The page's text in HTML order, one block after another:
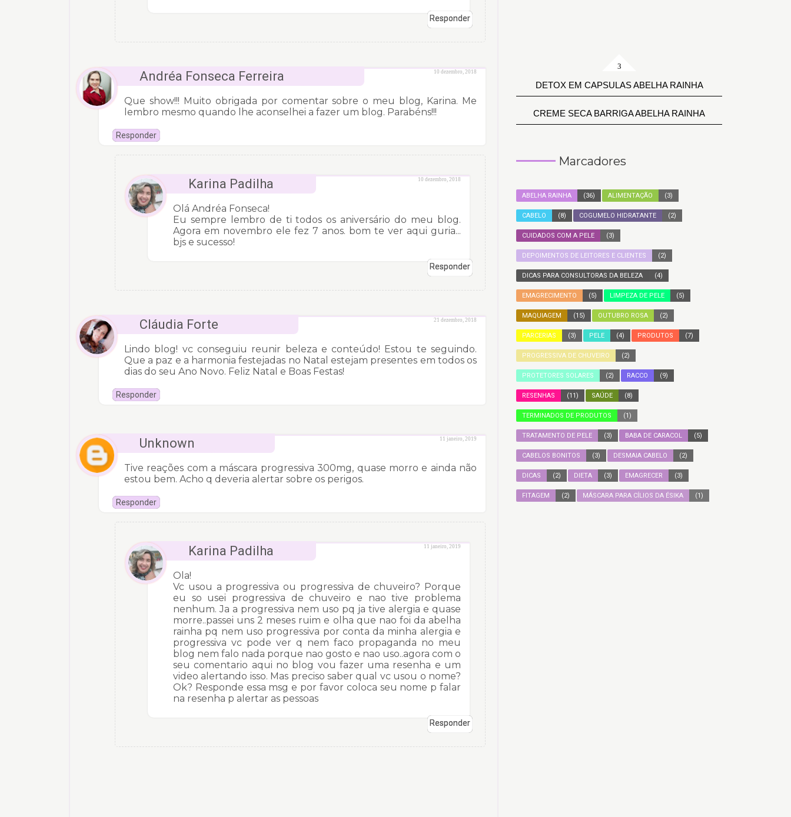
Responder
Andréa Fonseca Ferreira 10 dezembro, 2018
Que show!!! Muito obrigada por comentar sobre o meu blog, Karina. Me
lembro mesmo quando lhe aconselhei a fazer um blog. Parabéns!!!
Responder
Karina Padilha 10 dezembro, 2018
Olá Andréa Fonseca!
Eu sempre lembro de ti todos os aniversário do meu blog.
Agora em novembro ele fez 7 anos. bom te ver aqui guria...
bjs e sucesso!
Responder
Cláudia Forte 21 dezembro, 2018
Lindo blog! vc conseguiu reunir beleza e conteúdo! Estou te seguindo.
Que a paz e a harmonia festejadas no Natal estejam presentes em todos os
dias do seu Ano Novo. Feliz Natal e Boas Festas!
Responder
Unknown 11 janeiro, 2019
Tive reações com a máscara progressiva 300mg, quase morro e ainda não
estou bem. Acho q deveria alertar sobre os perigos.
Responder
Karina Padilha 11 janeiro, 2019
Ola!
Vc usou a progressiva ou progressiva de chuveiro? Porque
eu so usei progressiva de chuveiro e nao tive problema
nenhum. Ja a progressiva nem uso pq ja tive alergia e quase
morre..passei uns 2 meses ruim e olha que nao foi da abelha
rainha pq nem uso progressiva por conta da minha alergia e
progressiva vc pode ver q nem faco propaganda no meu
blog nem falo nada porque nao gosto e nao uso..agora com o
seu comentario aqui no blog vou fazer uma resenha e um
video alertando isso. Mas preciso saber qual vc usou o nome?
Ok? Responde essa msg e por favor coloca seu nome p falar
na resenha p alertar as pessoas
Responder
DETOX EM CAPSULAS ABELHA RAINHA
CREME SECA BARRIGA ABELHA RAINHA
Marcadores
ABELHA RAINHA (36) ALIMENTAÇÃO (3)
CABELO (8) COGUMELO HIDRATANTE (2)
CUIDADOS COM A PELE (3)
DEPOIMENTOS DE LEITORES E CLIENTES (2)
DICAS PARA CONSULTORAS DA BELEZA (4)
EMAGRECIMENTO (5) LIMPEZA DE PELE (5)
MAQUIAGEM (15) OUTUBRO ROSA (2)
PARCERIAS (3) PELE (4) PRODUTOS (7)
PROGRESSIVA DE CHUVEIRO (2)
PROTETORES SOLARES (2) RACCO (9)
RESENHAS (11) SAÚDE (8)
TERMINADOS DE PRODUTOS (1)
TRATAMENTO DE PELE (3) BABA DE CARACOL (5)
CABELOS BONITOS (3) DESMAIA CABELO (2)
DICAS (2) DIETA (3) EMAGRECER (3)
FITAGEM (2) MÁSCARA PARA CÍLIOS DA ÉSIKA (1)